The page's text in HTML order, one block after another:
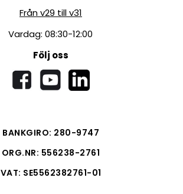
Från v29 till v31
Vardag: 08:30-12:00
Följ oss
BANKGIRO: 280-9747
ORG.NR: 556238-2761
VAT: SE5562382761-01